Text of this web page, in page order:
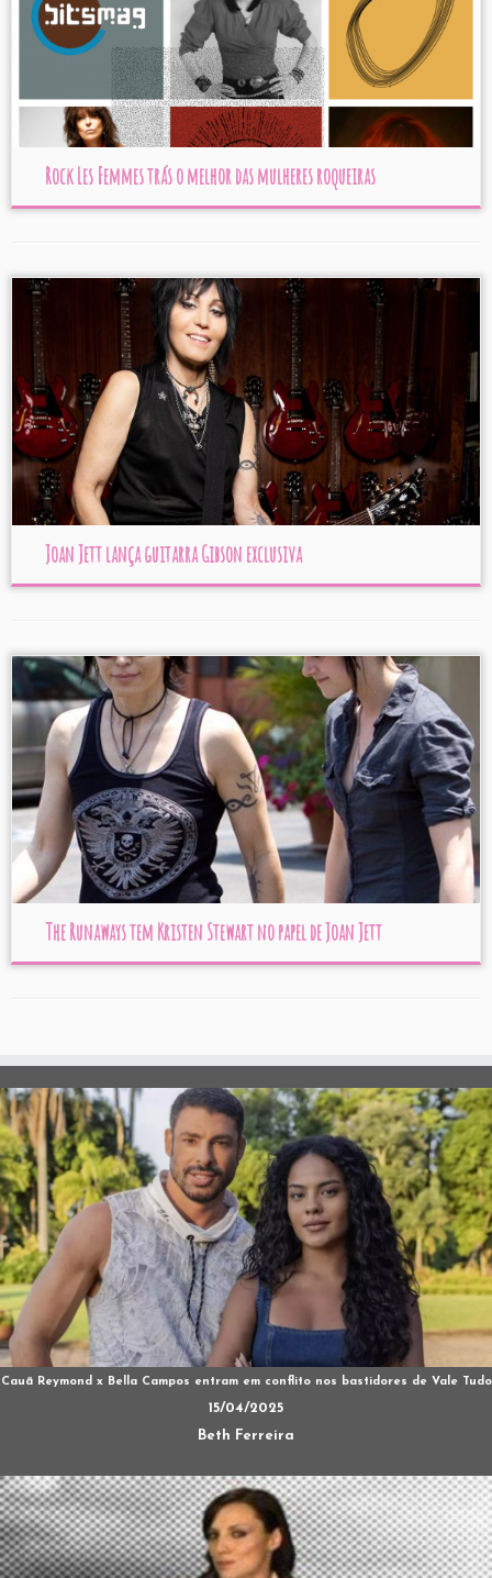
Rock Les Femmes trás o melhor das mulheres roqueiras
Joan Jett lança guitarra Gibson exclusiva
The Runaways tem Kristen Stewart no papel de Joan Jett
Cauã Reymond x Bella Campos entram em conflito nos bastidores de Vale Tudo
15/04/2025
Beth Ferreira